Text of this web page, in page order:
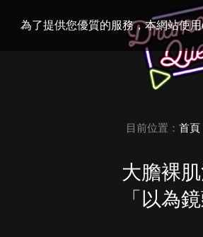
為了提供您優質的服務，本網站使
目前位置： 首頁
大膽裸
「以為